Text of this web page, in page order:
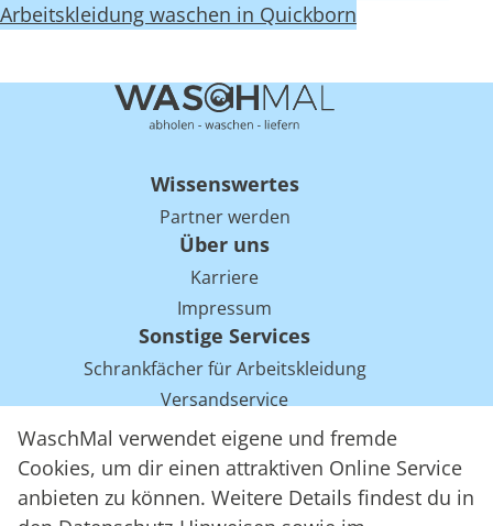
WaschMal verwendet eigene und fremde
Cookies, um dir einen attraktiven Online Service
anbieten zu können. Weitere Details findest du in
Arbeitskleidung waschen in Quickborn
Wissenswertes
Partner werden
Über uns
Karriere
Impressum
Sonstige Services
Schrankfächer für Arbeitskleidung
Versandservice
Einsparpotentiale für Mietwäsche bei Arbeitskleidung
Arbeitskleidung Tracking mit RFID